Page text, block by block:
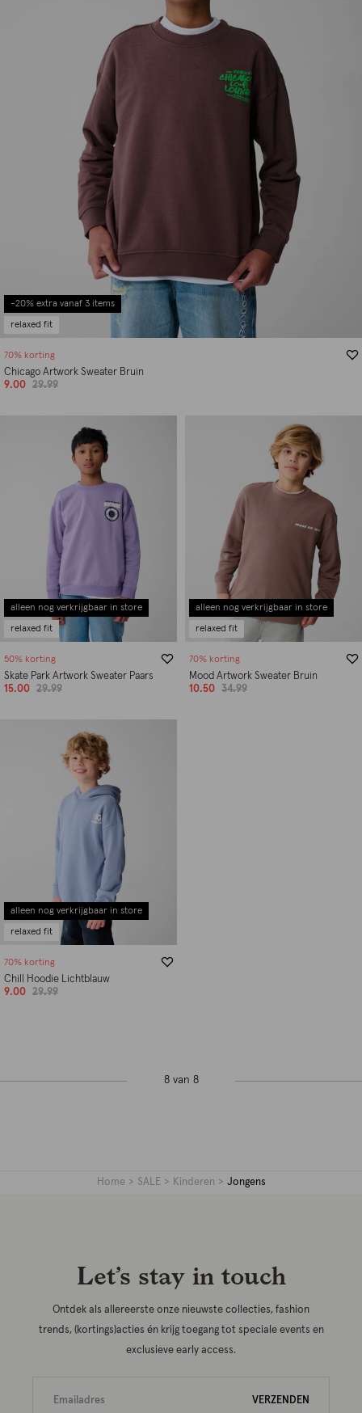
-20% extra vanaf 3 items
relaxed fit
70% korting
Chicago Artwork Sweater Bruin
9.00
29.99
alleen nog verkrijgbaar in store
relaxed fit
50% korting
Skate Park Artwork Sweater Paars
15.00
29.99
alleen nog verkrijgbaar in store
relaxed fit
70% korting
Mood Artwork Sweater Bruin
10.50
34.99
alleen nog verkrijgbaar in store
relaxed fit
70% korting
Chill Hoodie Lichtblauw
9.00
29.99
8 van 8
Home SALE Kinderen Jongens
Let’s stay in touch
Ontdek als allereerste onze nieuwste collecties, fashion
trends, (kortings)acties én krijg toegang tot speciale events en
exclusieve early access.
VERZENDEN